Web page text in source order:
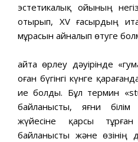
эстетикалық ойының
отырып, XV ғасырдың
мұрасын айналып өтуге
Қайта өрлеу дәуірінде
оған бүгінгі күнге
ие болды. Бұл термин
байланысты, яғни білім
жүйесіне қарсы
байланысты және өзінің